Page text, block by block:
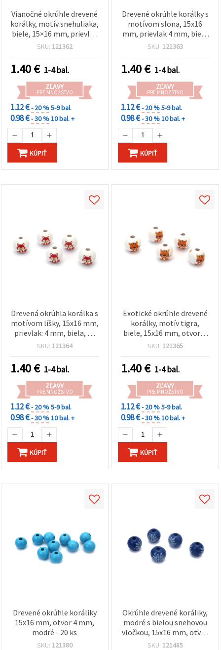
Vianočné okrúhle drevené
korálky, motív snehuliaka,
biele, 15×16 mm, prievlak
4 mm – sada 10 ks
SKU: 121362
1.40€ 1-4 bal.
ZĽAVY
PRE MNOŽSTVO
1.12 €- 20 %5-9 bal.
0.98 €- 30 %10 bal. +
KÚPIŤ
Drevené okrúhle korálky s
motívom slona, 15x16
mm, prievlak 4 mm, biele
– 10 ks
SKU: 121363
1.40€ 1-4 bal.
ZĽAVY
PRE MNOŽSTVO
1.12 €- 20 %5-9 bal.
0.98 €- 30 %10 bal. +
KÚPIŤ
Drevená okrúhla korálka s
motívom líšky, 15x16 mm,
prievlak: 4 mm, biela, 10
ks
SKU: 121364
1.40€ 1-4 bal.
ZĽAVY
PRE MNOŽSTVO
1.12 €- 20 %5-9 bal.
0.98 €- 30 %10 bal. +
KÚPIŤ
Exotické okrúhle drevené
korálky, motív tigra,
biele, 15x16 mm, otvor: 4
mm – sada 10 ks
SKU: 121365
1.40€ 1-4 bal.
ZĽAVY
PRE MNOŽSTVO
1.12 €- 20 %5-9 bal.
0.98 €- 30 %10 bal. +
KÚPIŤ
Drevené okrúhle koráliky
15x16 mm, otvor 4 mm,
modré - 20 ks
SKU: 121380
Okrúhle drevené koráliky,
modré s bielou snehovou
vločkou, 15x16 mm, otvor
4 mm - 10 ks
SKU: 121485